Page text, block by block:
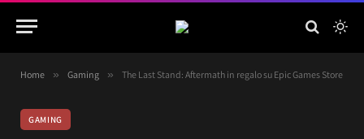
Home » Gaming » The Last Stand: Aftermath in regalo su Epic Games Store
GAMING